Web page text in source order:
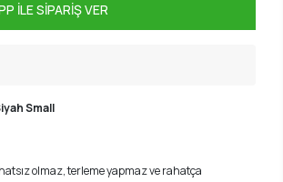
İLE SİPARİŞ VER
Small
olmaz, terleme yapmaz ve rahatça